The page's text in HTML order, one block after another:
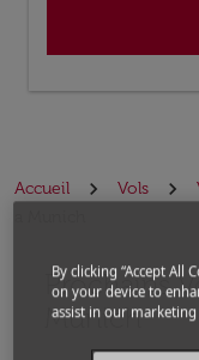
Accueil Vols
Prochains
Munich
Aucun tarif
By clicking “Accept All
on your device to
assist in our